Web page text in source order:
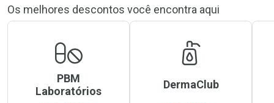
Os melhores descontos você encontra aqui
PBM
Laboratórios
DermaClub